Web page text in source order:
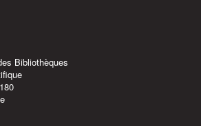
Bibliothèques